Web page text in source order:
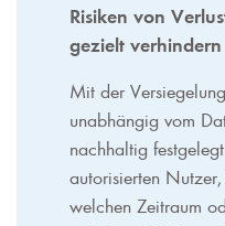
Risiken von
gezielt verhindern
Mit der
unabhängig vom
nachhaltig
autorisierten
welchen Zeitraum